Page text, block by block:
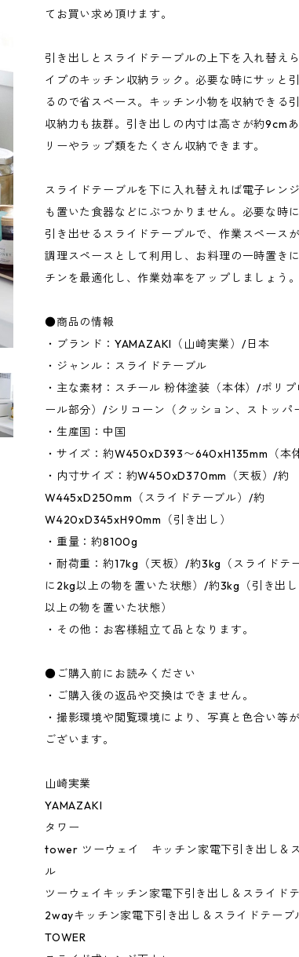
てお買い求め頂けます。
引き出しとスライドテーブルの上下を入れ替え
イプのキッチン収納ラック。必要な時にサッと
るので省スペース。キッチン小物を収納できる
収納力も抜群。引き出しの内寸は高さが約9cm
リーやラップ類をたくさん収納できます。
スライドテーブルを下に入れ替えれば電子レン
も置いた食器などにぶつかりません。必要な時
引き出せるスライドテーブルで、作業スペースが
調理スペースとして利用し、お料理の一時置き
チンを最適化し、作業効率をアップしましょう。
●商品の情報
・ブランド：YAMAZAKI（山崎実業）/日本
・ジャンル：スライドテーブル
・主な素材：スチール 粉体塗装（本体）/ポリプ
ール部分）/シリコーン（クッション、ストッパ
・生産国：中国
・サイズ：約W450xD393〜640xH135mm（本体
・内寸サイズ：約W450xD370mm（天板）/約
W445xD250mm（スライドテーブル）/約
W420xD345xH90mm（引き出し）
・重量：約8100g
・耐荷重：約17kg（天板）/約3kg（スライドテ
に2kg以上の物を置いた状態）/約3kg（引き出
以上の物を置いた状態）
・その他：お客様組立て品となります。
●ご購入前にお読みください
・ご購入後の返品や交換はできません。
・撮影環境や閲覧環境により、写真と色合い等
ございます。
山崎実業
YAMAZAKI
タワー
tower ツーウェイ キッチン家電下引き出し＆
ル
ツーウェイキッチン家電下引き出し＆スライド
2wayキッチン家電下引き出し＆スライドテーブ
TOWER